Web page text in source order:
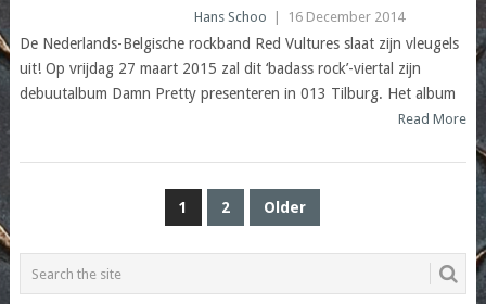
Hans Schoo 16 December 2014
De Nederlands-Belgische rockband Red Vultures slaat zijn vleugels
uit! Op vrijdag 27 maart 2015 zal dit ‘badass rock’-viertal zijn
debuutalbum Damn Pretty presenteren in 013 Tilburg. Het album
Read More
1 2 Older